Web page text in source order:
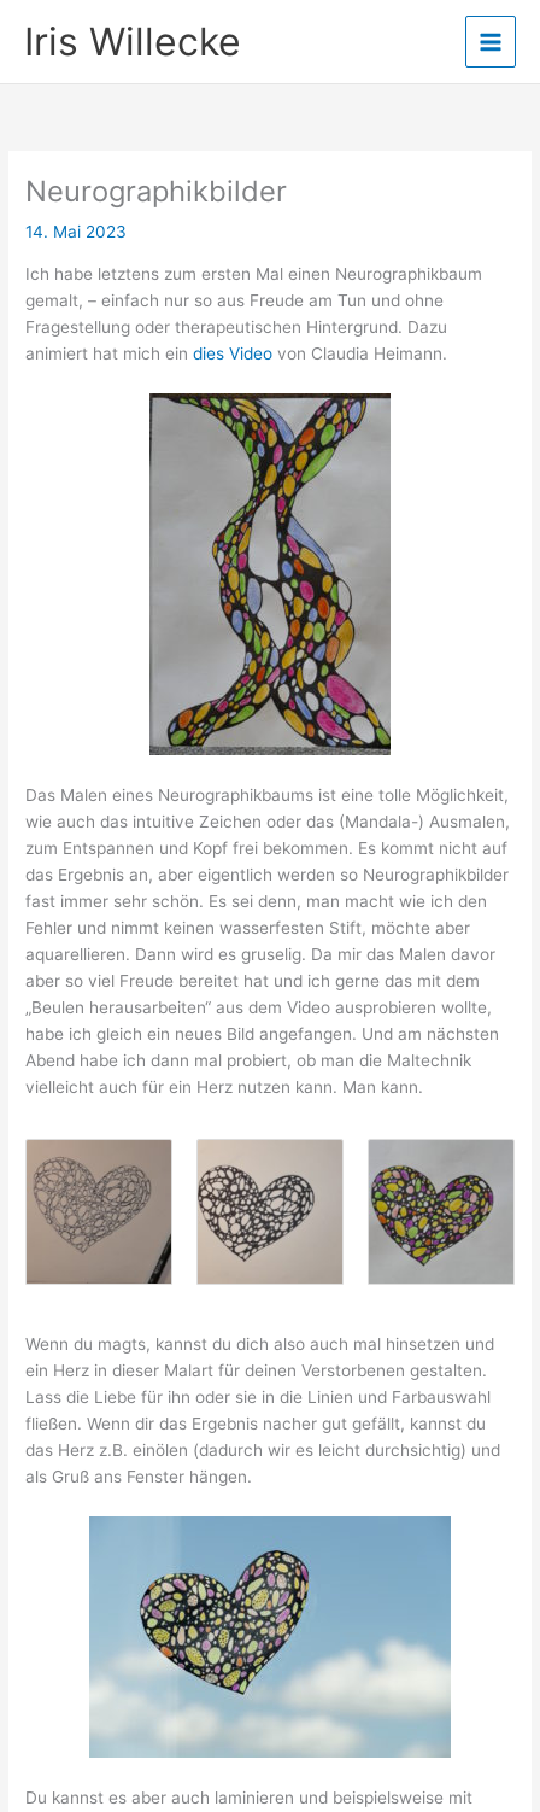
InhaltIris Willecke
Neurographikbilder
14. Mai 2023
Ich habe letztens zum ersten Mal einen Neurographikbaum
gemalt, – einfach nur so aus Freude am Tun und ohne
Fragestellung oder therapeutischen Hintergrund. Dazu
animiert hat mich eindies Video von Claudia Heimann.
Das Malen eines Neurographikbaums ist eine tolle Möglichkeit,
wie auch das intuitive Zeichen oder das (Mandala-) Ausmalen,
zum Entspannen und Kopf frei bekommen. Es kommt nicht auf
das Ergebnis an, aber eigentlich werden so Neurographikbilder
fast immer sehr schön. Es sei denn, man macht wie ich den
Fehler und nimmt keinen wasserfesten Stift, möchte aber
aquarellieren. Dann wird es gruselig. Da mir das Malen davor
aber so viel Freude bereitet hat und ich gerne das mit dem
„Beulen herausarbeiten“ aus dem Video ausprobieren wollte,
habe ich gleich ein neues Bild angefangen. Und am nächsten
Abend habe ich dann mal probiert, ob man die Maltechnik
vielleicht auch für ein Herz nutzen kann. Man kann.
Wenn du magts, kannst du dich also auch mal hinsetzen und
ein Herz in dieser Malart für deinen Verstorbenen gestalten.
Lass die Liebe für ihn oder sie in die Linien und Farbauswahl
fließen. Wenn dir das Ergebnis nacher gut gefällt, kannst du
das Herz z.B. einölen (dadurch wir es leicht durchsichtig) und
als Gruß ans Fenster hängen.
Du kannst es aber auch laminieren und beispielsweise mit